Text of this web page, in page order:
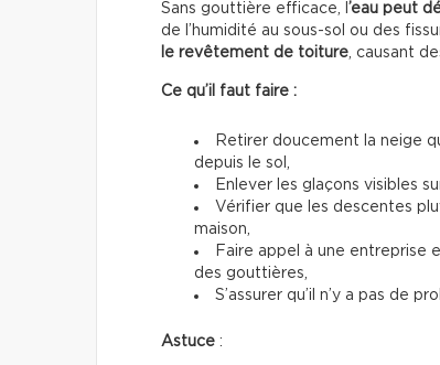
Sans gouttière efficace, l ’eau peut
de l’humidité au sous-sol ou des
le revêtement de toiture, causant
Ce qu’il faut faire :
Retirer doucement la neige
depuis le sol,
Enlever les glaçons visibles
Vérifier que les descentes
maison,
Faire appel à une entreprise
des gouttières,
S’assurer qu’il n’y a pas de
Astuce :